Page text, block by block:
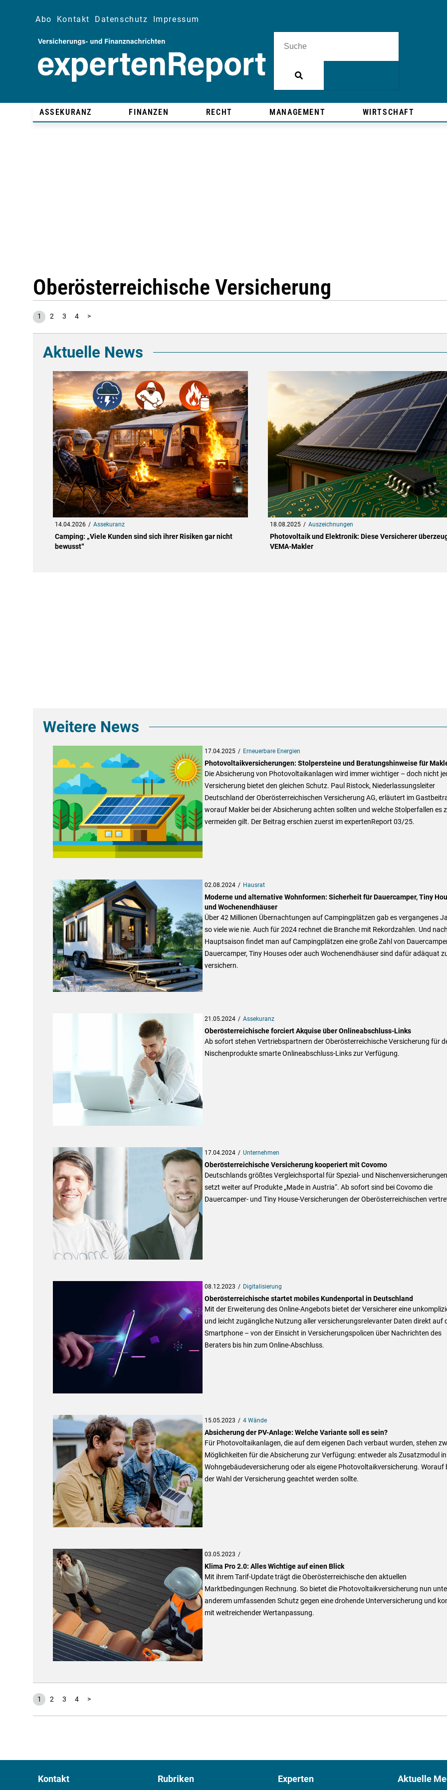
Abo Kontakt Datenschutz Impressum
ASSEKURANZ FINANZEN RECHT MANAGEMENT WIRTSCHAFT
Oberösterreichische Versicherung
1 2 3 4 >
Aktuelle News
14.04.2026 Assekuranz
Camping: „Viele Kunden sind sich ihrer Risiken gar nicht
bewusst“
18.08.2025 Auszeichnungen
Photovoltaik und Elektronik: Diese Versicherer
VEMA-Makler
Weitere News
17.04.2025 Erneuerbare Energien
Photovoltaikversicherungen: Stolpersteine und Beratungshinweise für
Die Absicherung von Photovoltaikanlagen wird immer wichtiger – doch nicht
Versicherung bietet den gleichen Schutz. Paul Ristock, Niederlassungsleiter
Deutschland der Oberösterreichischen Versicherung AG, erläutert im
worauf Makler bei der Absicherung achten sollten und welche Stolperfallen es
vermeiden gilt. Der Beitrag erschien zuerst im expertenReport 03/25.
02.08.2024 Hausrat
Moderne und alternative Wohnformen: Sicherheit für Dauercamper, Tiny
und Wochenendhäuser
Über 42 Millionen Übernachtungen auf Campingplätzen gab es vergangenes
so viele wie nie. Auch für 2024 rechnet die Branche mit Rekordzahlen. Und
Hauptsaison findet man auf Campingplätzen eine große Zahl von
Dauercamper, Tiny Houses oder auch Wochenendhäuser sind dafür adäquat
versichern.
21.05.2024 Assekuranz
Oberösterreichische forciert Akquise über Onlineabschluss-Links
Ab sofort stehen Vertriebspartnern der Oberösterreichische Versicherung für
Nischenprodukte smarte Onlineabschluss-Links zur Verfügung.
17.04.2024 Unternehmen
Oberösterreichische Versicherung kooperiert mit Covomo
Deutschlands größtes Vergleichsportal für Spezial- und Nischenversicherungen
setzt weiter auf Produkte „Made in Austria“. Ab sofort sind bei Covomo die
Dauercamper- und Tiny House-Versicherungen der Oberösterreichischen
08.12.2023 Digitalisierung
Oberösterreichische startet mobiles Kundenportal in Deutschland
Mit der Erweiterung des Online-Angebots bietet der Versicherer eine
und leicht zugängliche Nutzung aller versicherungsrelevanter Daten direkt auf
Smartphone – von der Einsicht in Versicherungspolicen über Nachrichten des
Beraters bis hin zum Online-Abschluss.
15.05.2023 4 Wände
Absicherung der PV-Anlage: Welche Variante soll es sein?
Für Photovoltaikanlagen, die auf dem eigenen Dach verbaut wurden, stehen
Möglichkeiten für die Absicherung zur Verfügung: entweder als Zusatzmodul
Wohngebäudeversicherung oder als eigene Photovoltaikversicherung. Worauf
der Wahl der Versicherung geachtet werden sollte.
03.05.2023
Klima Pro 2.0: Alles Wichtige auf einen Blick
Mit ihrem Tarif-Update trägt die Oberösterreichische den aktuellen
Marktbedingungen Rechnung. So bietet die Photovoltaikversicherung nun
anderem umfassenden Schutz gegen eine drohende Unterversicherung und
mit weitreichender Wertanpassung.
1 2 3 4 >
Kontakt Rubriken Experten Aktuelle